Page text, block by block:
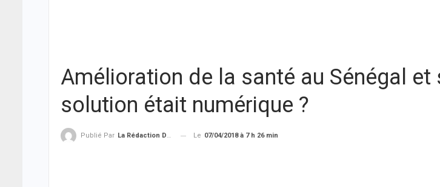
Amélioration de la santé au Sénégal et
solution était numérique ?
Publié Par La Rédaction De THIEYSENEGAL.com Le 07/04/2018 à 7 h 26 min